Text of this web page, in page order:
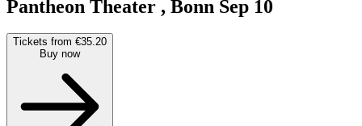
Pantheon Theater , Bonn Sep 10
Tickets from €35.20
Buy now